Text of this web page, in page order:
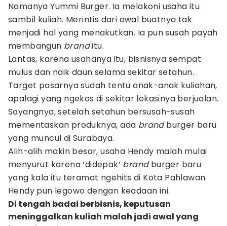
Namanya Yummi Burger. Ia melakoni usaha itu
sambil kuliah. Merintis dari awal buatnya tak
menjadi hal yang menakutkan. Ia pun susah payah
membangun branditu.
Lantas, karena usahanya itu, bisnisnya sempat
mulus dan naik daun selama sekitar setahun.
Target pasarnya sudah tentu anak-anak kuliahan,
apalagi yang ngekos di sekitar lokasinya berjualan.
Sayangnya, setelah setahun bersusah-susah
mementaskan produknya, ada brandburger baru
yang muncul di Surabaya.
Alih-alih makin besar, usaha Hendy malah mulai
menyurut karena ‘didepak’ brandburger baru
yang kala itu teramat ngehits di Kota Pahlawan.
Hendy pun legowo dengan keadaan ini.
Di tengah badai berbisnis, keputusan
meninggalkan kuliah malah jadi awal yang